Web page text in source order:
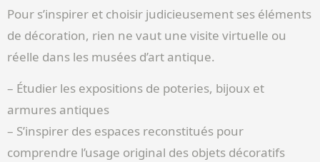
Pour s’inspirer et choisir judicieusement ses éléments
de décoration, rien ne vaut une visite virtuelle ou
réelle dans les musées d’art antique.
– Étudier les expositions de poteries, bijoux et
armures antiques
– S’inspirer des espaces reconstitués pour
comprendre l’usage original des objets décoratifs